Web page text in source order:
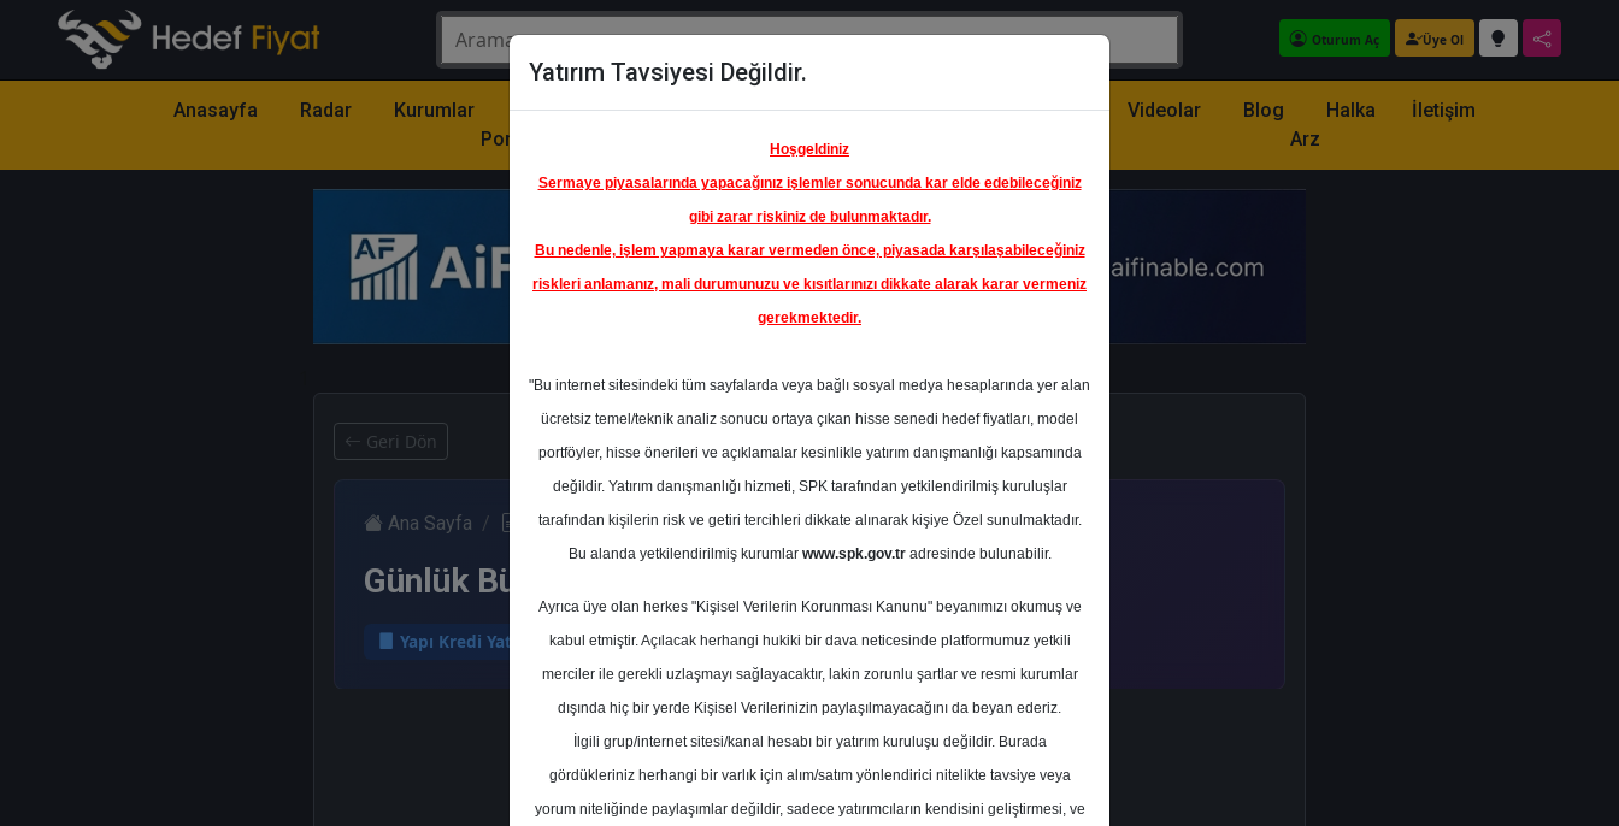
Oturum Aç Üye Ol
Anasayfa Radar Kurumlar
Model
Portföy
Hisse
Öne
Çıkanlar
Raporlar Partnerlerimiz Videolar Blog
Halka
Arz
İletişim
Geri Dön
Ana Sayfa Raporlar Yapı Kredi Yatırım Rapor Detay
Günlük Bülten ve Şirket Haberleri
Yapı Kredi Yatırım 30 Temmuz 2025
Yatırım Tavsiyesi Değildir.
Hoşgeldiniz
Sermaye piyasalarında yapacağınız işlemler sonucunda kar elde edebileceğiniz
gibi zarar riskiniz de bulunmaktadır.
Bu nedenle, işlem yapmaya karar vermeden önce, piyasada karşılaşabileceğiniz
riskleri anlamanız, mali durumunuzu ve kısıtlarınızı dikkate alarak karar vermeniz
gerekmektedir.
"Bu internet sitesindeki tüm sayfalarda veya bağlı sosyal medya hesaplarında yer alan
ücretsiz temel/teknik analiz sonucu ortaya çıkan hisse senedi hedef fiyatları, model
portföyler, hisse önerileri ve açıklamalar kesinlikle yatırım danışmanlığı kapsamında
değildir. Yatırım danışmanlığı hizmeti, SPK tarafından yetkilendirilmiş kuruluşlar
tarafından kişilerin risk ve getiri tercihleri dikkate alınarak kişiye Özel sunulmaktadır.
Bu alanda yetkilendirilmiş kurumlar www.spk.gov.tradresinde bulunabilir.
Ayrıca üye olan herkes "Kişisel Verilerin Korunması Kanunu" beyanımızı okumuş ve
kabul etmiştir. Açılacak herhangi hukiki bir dava neticesinde platformumuz yetkili
merciler ile gerekli uzlaşmayı sağlayacaktır, lakin zorunlu şartlar ve resmi kurumlar
dışında hiç bir yerde Kişisel Verilerinizin paylaşılmayacağını da beyan ederiz.
İlgili grup/internet sitesi/kanal hesabı bir yatırım kuruluşu değildir. Burada
gördükleriniz herhangi bir varlık için alım/satım yönlendirici nitelikte tavsiye veya
yorum niteliğinde paylaşımlar değildir, sadece yatırımcıların kendisini geliştirmesi, ve